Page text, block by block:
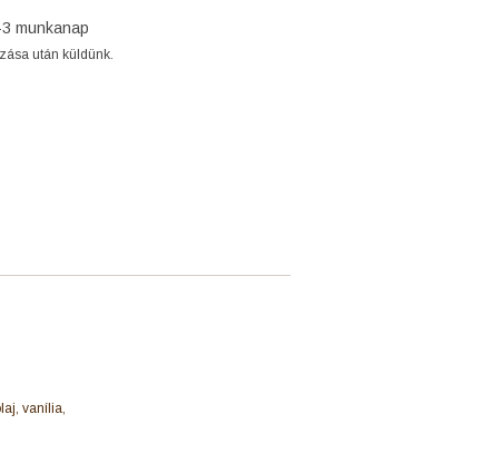
munkanap
után küldünk.
vanília,